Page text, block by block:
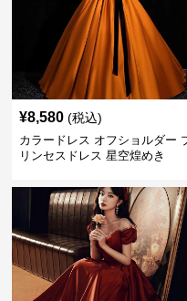
¥8,580 (税込)
カラードレス オフショルダー プ
リンセスドレス 星空煌めき